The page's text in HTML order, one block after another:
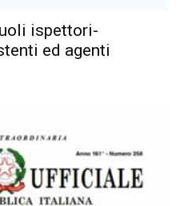
ispettori-
ed agenti